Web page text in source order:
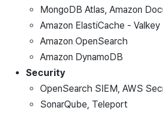
MongoDB Atlas, Amazon
Amazon ElastiCache - Valkey
Amazon OpenSearch
Amazon DynamoDB
Security
OpenSearch SIEM, AWS
SonarQube, Teleport